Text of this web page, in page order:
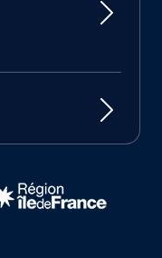
Paris